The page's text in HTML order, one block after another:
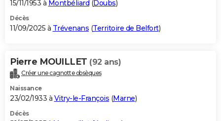
15/11/1953 à Montbéliard (Doubs)
Décès
11/09/2025 à Trévenans (Territoire de Belfort)
Pierre MOUILLET (92 ans)
Créer une cagnotte obsèques
Naissance
23/02/1933 à Vitry-le-François (Marne)
Décès